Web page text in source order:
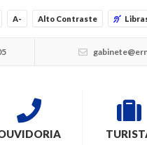
A- Alto Contraste